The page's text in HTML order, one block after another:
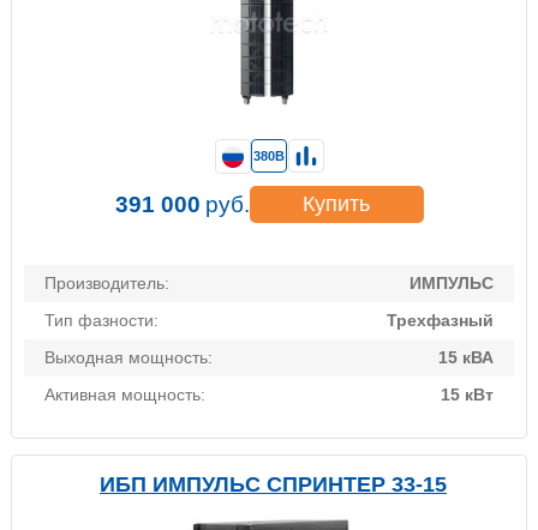
Производитель:
ИМПУЛЬС
Тип фазности:
Трехфазный
Выходная мощность:
15 кВА
Активная мощность:
15 кВт
380В
391 000 руб. Купить
ИБП ИМПУЛЬС СПРИНТЕР 33-15